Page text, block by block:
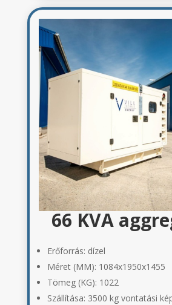
66 KVA
Erőforrás: dízel
Méret (MM): 1084x1950x1455
Tömeg (KG): 1022
Szállítása: 3500 kg vontatási